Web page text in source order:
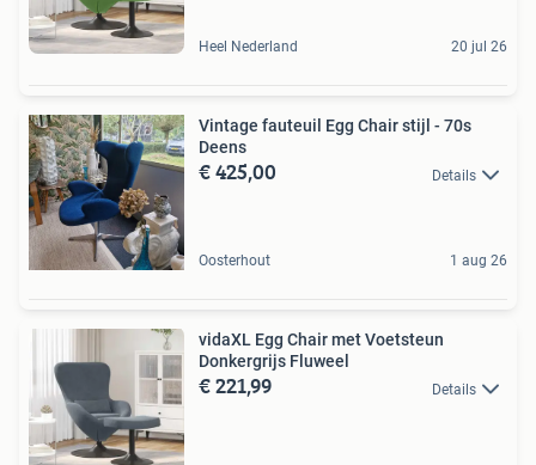
Heel Nederland 20 jul 26
Vintage fauteuil Egg Chair stijl - 70s
Deens
€ 425,00 Details
Oosterhout 1 aug 26
vidaXL Egg Chair met Voetsteun
Donkergrijs Fluweel
€ 221,99 Details